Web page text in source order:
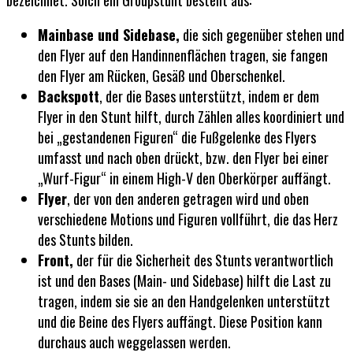
Mainbase und Sidebase, die sich gegenüber stehen und
den Flyer auf den Handinnenflächen tragen, sie fangen
den Flyer am Rücken, Gesäß und Oberschenkel.
Backspott, der die Bases unterstützt, indem er dem
Flyer in den Stunt hilft, durch Zählen alles koordiniert und
bei „gestandenen Figuren“ die Fußgelenke des Flyers
umfasst und nach oben drückt, bzw. den Flyer bei einer
„Wurf-Figur“ in einem High-V den Oberkörper auffängt.
Flyer, der von den anderen getragen wird und oben
verschiedene Motions und Figuren vollführt, die das Herz
des Stunts bilden.
Front, der für die Sicherheit des Stunts verantwortlich
ist und den Bases (Main- und Sidebase) hilft die Last zu
tragen, indem sie sie an den Handgelenken unterstützt
und die Beine des Flyers auffängt. Diese Position kann
durchaus auch weggelassen werden.